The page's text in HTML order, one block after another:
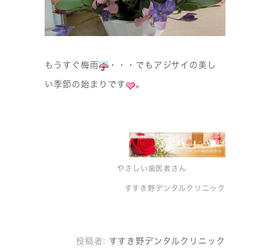
もうすぐ梅雨 ・・・でもアジサイの美し
い季節の始まりです 。
やさしい歯医者さん
すすき野デンタルクリニック
投稿者: すすき野デンタルクリニック